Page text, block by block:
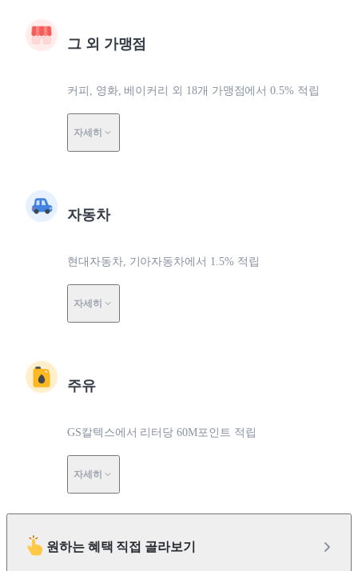
그 외 가맹점
커피, 영화, 베이커리 외 18개 가맹점에서 0.5% 적립
자세히
자동차
현대자동차, 기아자동차에서 1.5% 적립
자세히
주유
GS칼텍스에서 리터당 60M포인트 적립
자세히
원하는 혜택 직접 골라보기